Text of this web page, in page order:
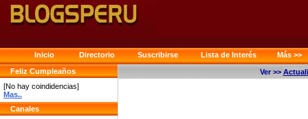
Inicio Directorio Suscribirse Lista de Interés
Más >>
Feliz Cumpleaños
[No hay coindidencias]
Mas..
Canales
Ver >>